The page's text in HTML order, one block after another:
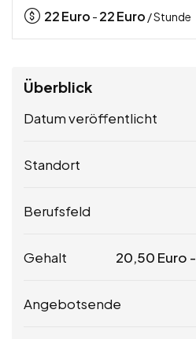
22Euro - 22Euro / Stunde
Überblick
Datum veröffentlicht
Standort
Berufsfeld
Gehalt 20,50 Euro -
Angebotsende